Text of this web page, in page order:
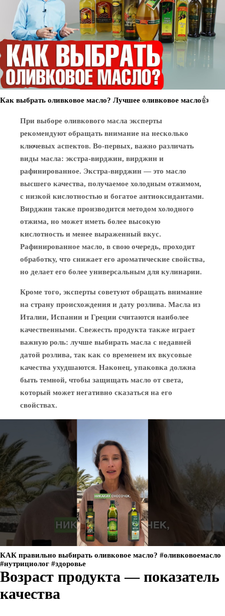
Как выбрать оливковое масло? Лучшее оливковое масло👍
При выборе оливкового масла эксперты
рекомендуют обращать внимание на несколько
ключевых аспектов. Во-первых, важно различать
виды масла: экстра-вирджин, вирджин и
рафинированное. Экстра-вирджин — это масло
высшего качества, получаемое холодным отжимом,
с низкой кислотностью и богатое антиоксидантами.
Вирджин также производится методом холодного
отжима, но может иметь более высокую
кислотность и менее выраженный вкус.
Рафинированное масло, в свою очередь, проходит
обработку, что снижает его ароматические свойства,
но делает его более универсальным для кулинарии.
Кроме того, эксперты советуют обращать внимание
на страну происхождения и дату розлива. Масла из
Италии, Испании и Греции считаются наиболее
качественными. Свежесть продукта также играет
важную роль: лучше выбирать масла с недавней
датой розлива, так как со временем их вкусовые
качества ухудшаются. Наконец, упаковка должна
быть темной, чтобы защищать масло от света,
который может негативно сказаться на его
свойствах.
КАК правильно выбирать оливковое масло? #оливковоемасло
#нутрициолог #здоровье
Возраст продукта — показатель
качества